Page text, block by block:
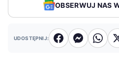
OBSERWUJ NAS
UDOSTĘPNIJ: